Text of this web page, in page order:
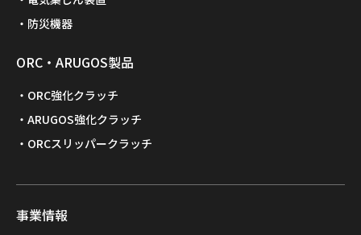
防災機器
ORC・ARUGOS製品
ORC強化クラッチ
ARUGOS強化クラッチ
ORCスリッパークラッチ
事業情報